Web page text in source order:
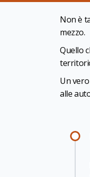
Non è
mezzo.
Quello
Un
alle